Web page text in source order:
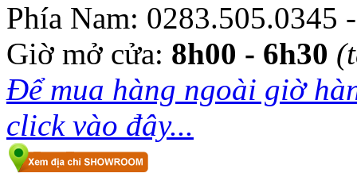
Phía Nam: 0283.505.0345
Giờ mở cửa: 8h00 - 6h30
Để mua hàng ngoài giờ
click vào đây...